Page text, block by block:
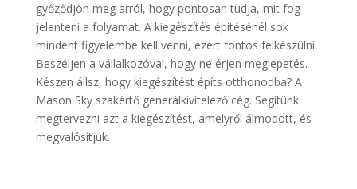
győződjön meg arról, hogy pontosan tudja, mit fog
jelenteni a folyamat. A kiegészítés építésénél sok
mindent figyelembe kell venni, ezért fontos felkészülni.
Beszéljen a vállalkozóval, hogy ne érjen meglepetés.
Készen állsz, hogy kiegészítést építs otthonodba? A
Mason Sky szakértő generálkivitelező cég. Segítünk
megtervezni azt a kiegészítést, amelyről álmodott, és
megvalósítjuk.